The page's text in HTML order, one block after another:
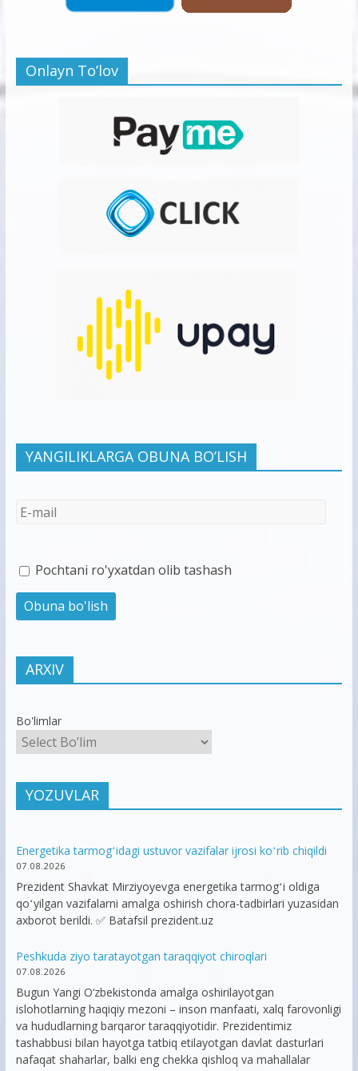
Onlayn To’lov
YANGILIKLARGA OBUNA BO’LISH
Pochtani ro'yxatdan olib tashash
ARXIV
Bo'limlar
YOZUVLAR
Energetika tarmogʻidagi ustuvor vazifalar ijrosi koʻrib chiqildi
07.08.2026
Prezident Shavkat Mirziyoyevga energetika tarmogʻi oldiga
qoʻyilgan vazifalarni amalga oshirish chora-tadbirlari yuzasidan
axborot berildi. ✅ Batafsil prezident.uz
Peshkuda ziyo taratayotgan taraqqiyot chiroqlari
07.08.2026
Bugun Yangi O‘zbekistonda amalga oshirilayotgan
islohotlarning haqiqiy mezoni – inson manfaati, xalq farovonligi
va hududlarning barqaror taraqqiyotidir. Prezidentimiz
tashabbusi bilan hayotga tatbiq etilayotgan davlat dasturlari
nafaqat shaharlar, balki eng chekka qishloq va mahallalar